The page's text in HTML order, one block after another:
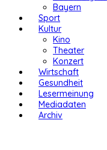
Bayern
Sport
Kultur
Kino
Theater
Konzert
Wirtschaft
Gesundheit
Lesermeinung
Mediadaten
Archiv